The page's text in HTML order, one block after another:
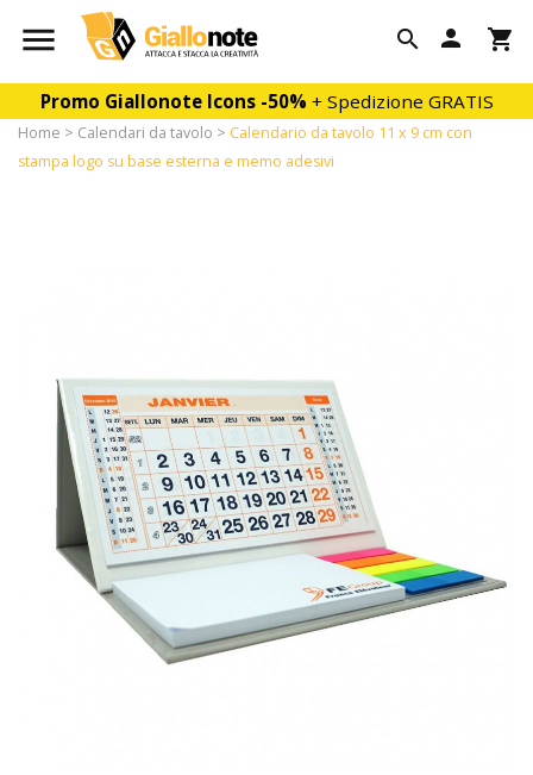
 shopping_cart
person

Promo Giallonote Icons -50% + Spedizione GRATIS
Home Calendari da tavolo
Calendario da tavolo 11 x 9 cm con
stampa logo su base esterna e memo adesivi